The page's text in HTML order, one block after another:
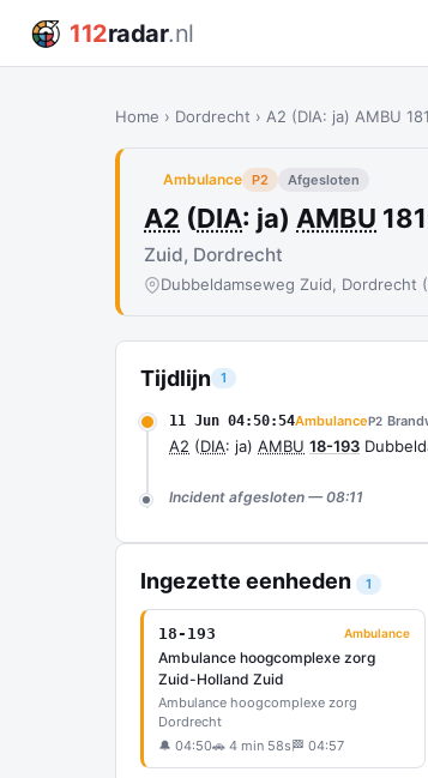
112radar.nl
Home › Dordrecht › A2 (DIA: ja) AMBU
Ambulance P2 Afgesloten
A2 (DIA: ja) AMBU
Zuid, Dordrecht
Dubbeldamseweg Zuid, Dordrecht
Tijdlijn 1
11 Jun 04:50:54AmbulanceP2
A2 (DIA: ja) AMBU 18-193
Incident afgesloten — 08:11
Ingezette eenheden 1
18-193 Ambulance
Ambulance hoogcomplexe zorg
Zuid-Holland Zuid
Ambulance hoogcomplexe zorg
Dordrecht
🔔 04:50🚗 4 min 58s 🏁 04:57